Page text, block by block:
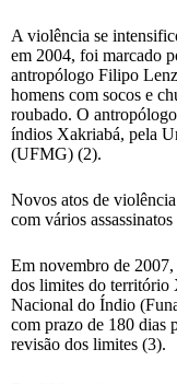
A violência se
em 2004, foi marcado
antropólogo Filipo
homens com socos e
roubado. O
índios Xakriabá, pela
(UFMG) (2).
Novos atos de
com vários
Em novembro de
dos limites do território
Nacional do Índio
com prazo de 180 dias
revisão dos limites (3).